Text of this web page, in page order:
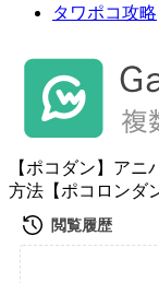
タワポコ攻略
【ポコダン】ア
方法【ポコロンダ